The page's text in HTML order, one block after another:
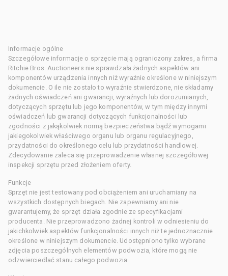
Informacje ogólne
Szczegółowe informacje o sprzęcie mają ograniczony zakres, a firma
Ritchie Bros. Auctioneers nie sprawdzała żadnych aspektów ani
komponentów urządzenia innych niż wyraźnie określone w niniejszym
dokumencie. O ile nie zostało to wyraźnie stwierdzone, nie składamy
żadnych oświadczeń ani gwarancji, wyraźnych lub dorozumianych,
dotyczących sprzętu lub jego komponentów, w tym między innymi
oświadczeń lub gwarancji dotyczących funkcjonalności lub
zgodności z jakąkolwiek normą bezpieczeństwa bądź wymogami
jakiegokolwiek właściwego organu lub organu regulacyjnego,
przydatności do określonego celu lub przydatności handlowej.
Zdecydowanie zaleca się przeprowadzenie własnej szczegółowej
inspekcji sprzętu przed złożeniem oferty.
Funkcje
Sprzęt nie jest testowany pod obciążeniem ani uruchamiany na
wszystkich dostępnych biegach. Nie zapewniamy ani nie
gwarantujemy, że sprzęt działa zgodnie ze specyfikacjami
producenta. Nie przeprowadzono żadnej kontroli w odniesieniu do
jakichkolwiek aspektów funkcjonalności innych niż te jednoznacznie
określone w niniejszym dokumencie. Udostępniono tylko wybrane
zdjęcia poszczególnych elementów podwozia, które mogą nie
odzwierciedlać stanu całego podwozia.